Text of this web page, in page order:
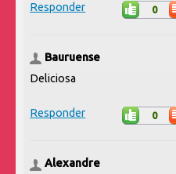
Responder 0
Bauruense
Deliciosa
Responder 0
Alexandre